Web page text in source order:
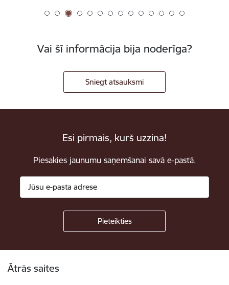
Vai šī informācija bija noderīga?
Sniegt atsauksmi
Esi pirmais, kurš uzzina!
Piesakies jaunumu saņemšanai savā e-pastā.
Ātrās saites